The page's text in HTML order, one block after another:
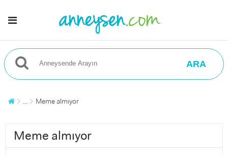
ARA
... Meme almıyor
Meme almıyor